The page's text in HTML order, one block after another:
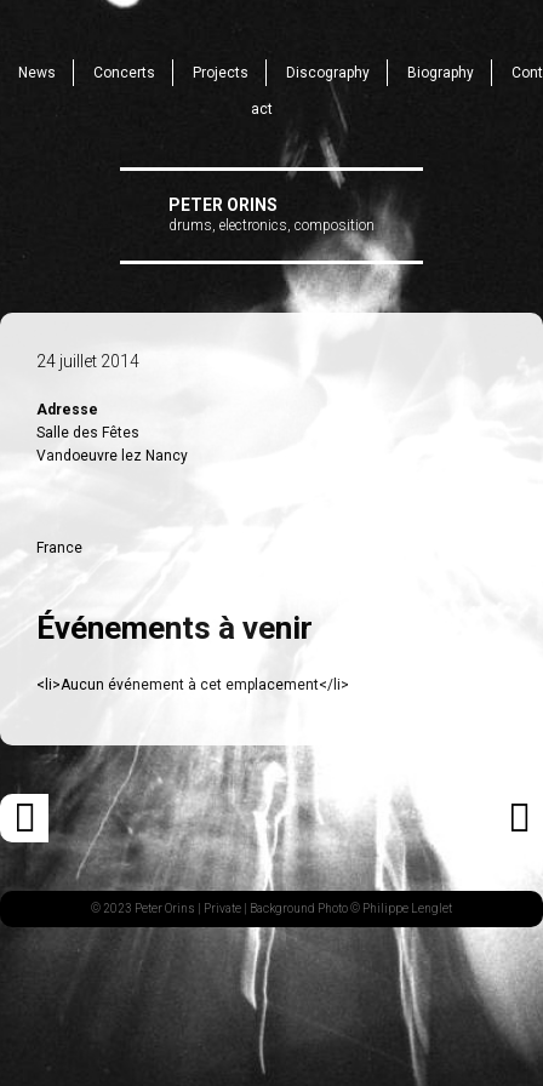
News Concerts Projects Discography Biography Cont
act
PETER ORINS
drums, electronics, composition
24 juillet 2014
Adresse
Salle des Fêtes
Vandoeuvre lez Nancy
France
Événements à venir
<li>Aucun événement à cet emplacement</li>
Navigation
des
articles
ARTICLE
PRÉCÉDENT© 2023 Peter Orins | Private | Background Photo © Philippe Lenglet